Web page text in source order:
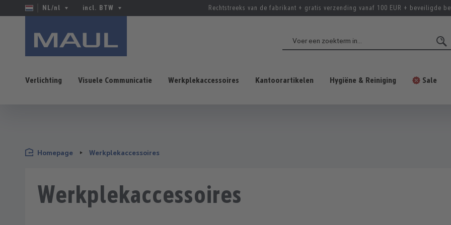
NL/nl incl. BTW Rechtstreeks van de fabrikant + gratis verzending vanaf 100 EUR + beveiligde
Verlichting Visuele Communicatie Werkplekaccessoires Kantoorartikelen Hygiëne & Reiniging Sale
Homepage Werkplekaccessoires
Werkplekaccessoires